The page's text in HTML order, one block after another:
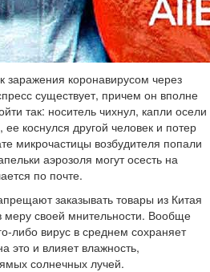
заражения коронавирусом через
существует, причем он вполне
так: носитель чихнул, капли осели
коснулся другой человек и потер
микрочастицы возбудителя попали
аэрозоля могут осесть на
по почте.
заказывать товары из Китая
меру своей мнительности. Вообще
либо вирус в среднем сохраняет
это и влияет влажность,
солнечных лучей.